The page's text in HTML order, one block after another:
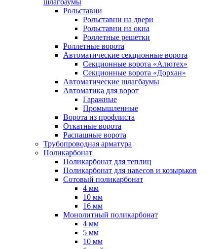
шлагбаумы
Рольставни
Рольставни на двери
Рольставни на окна
Роллетные решетки
Роллетные ворота
Автоматические секционные ворота
Секционные ворота «Алютех»
Секционные ворота «Дорхан»
Автоматические шлагбаумы
Автоматика для ворот
Гаражные
Промышленные
Ворота из профлиста
Откатные ворота
Распашные ворота
Трубопроводная арматура
Поликарбонат
Поликарбонат для теплиц
Поликарбонат для навесов и козырьков
Сотовый поликарбонат
4 мм
10 мм
16 мм
Монолитный поликарбонат
4 мм
5 мм
10 мм